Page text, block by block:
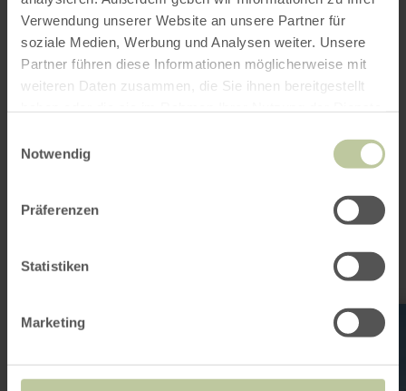
Verwendung unserer Website an unsere Partner für
soziale Medien, Werbung und Analysen weiter. Unsere
Partner führen diese Informationen möglicherweise mit
weiteren Daten zusammen, die Sie ihnen bereitgestellt
Notwendig
Präferenzen
Statistiken
Marketing
E-mail
Website
Aankomst plannen
Op kaart weergeven
interessant zijn
informatie
Born